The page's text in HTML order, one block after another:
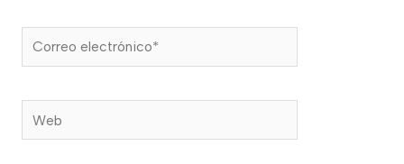
Correo
electrónico*
Web